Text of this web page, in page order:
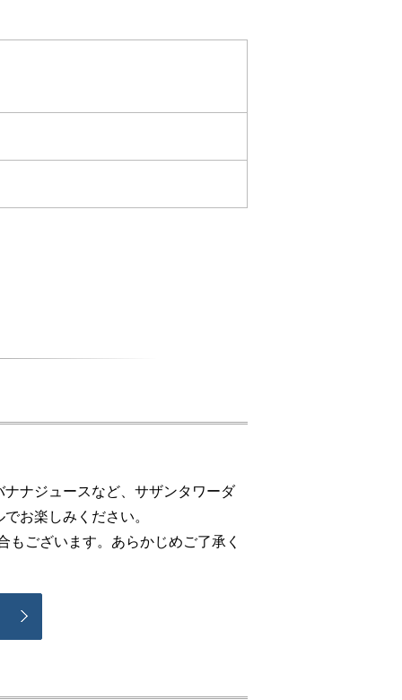
ナジュースなど、サザンタワーダ
お楽しみください。
もございます。あらかじめご了承く